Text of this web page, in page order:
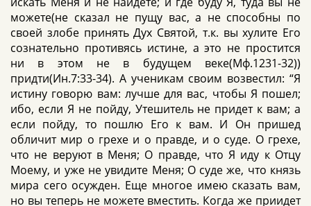
можете(не сказал не пущу вас, а не способны по
своей злобе принять Дух Святой, т.к. вы хулите Его
сознательно противясь истине, а это не простится
ни в этом не в будущем веке(Мф.1231-32))
придти(Ин.7:33-34). А ученикам своим возвестил: “Я
истину говорю вам: лучше для вас, чтобы Я пошел;
ибо, если Я не пойду, Утешитель не придет к вам; а
если пойду, то пошлю Его к вам. И Он пришед
обличит мир о грехе и о правде, и о суде. О грехе,
что не веруют в Меня; О правде, что Я иду к Отцу
Моему, и уже не увидите Меня; О суде же, что князь
мира сего осужден. Еще многое имею сказать вам,
но вы теперь не можете вместить. Когда же приидет